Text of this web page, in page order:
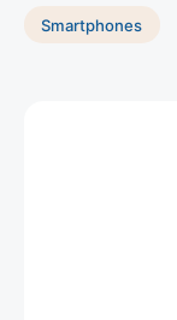
Smartphones